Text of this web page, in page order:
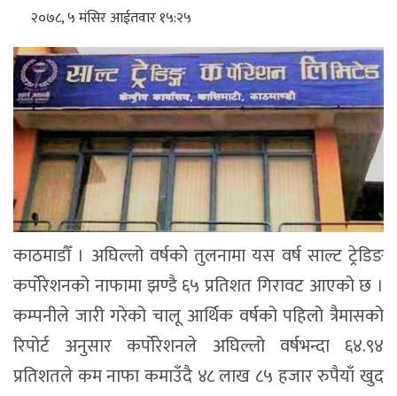
२०७८, ५ मंसिर आईतवार १५:२५
काठमाडौँ । अघिल्लो वर्षको तुलनामा यस वर्ष साल्ट ट्रेडिङ
कर्पोरेशनको नाफामा झण्डै ६५ प्रतिशत गिरावट आएको छ ।
कम्पनीले जारी गरेको चालू आर्थिक वर्षको पहिलो त्रैमासको
रिपोर्ट अनुसार कर्पोरेशनले अघिल्लो वर्षभन्दा ६४.९४
प्रतिशतले कम नाफा कमाउँदै ४८ लाख ८५ हजार रुपैयाँ खुद